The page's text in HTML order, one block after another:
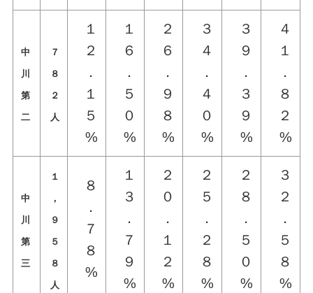
中
川
第
二
７
８
２
人
１
２
．
１
５
%
１
６
．
５
０
%
２
６
．
９
８
%
３
４
．
４
０
%
３
９
．
３
９
%
４
１
．
８
２
%
中
川
第
三
１
，
９
５
８
人
８
．
７
８
%
１
３
．
７
９
%
２
０
．
１
２
%
２
５
．
２
８
%
２
８
．
５
０
%
３
２
．
５
８
%